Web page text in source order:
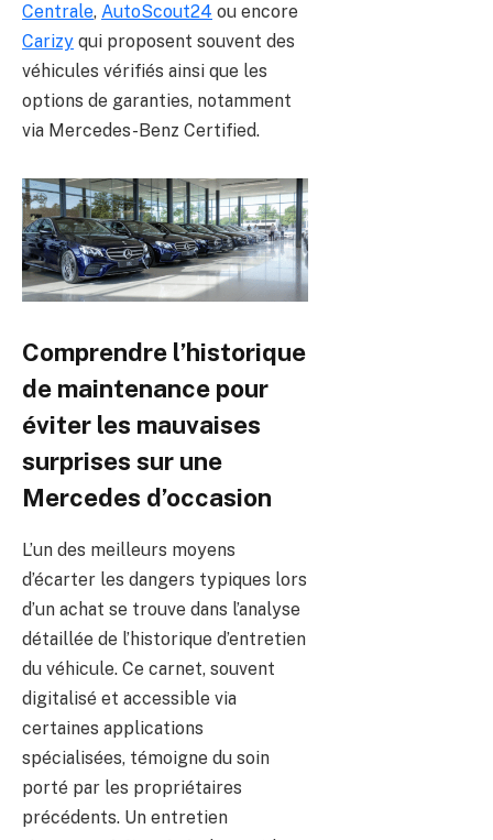
Centrale, AutoScout24 ou encore
Carizy qui proposent souvent des
véhicules vérifiés ainsi que les
options de garanties, notamment
via Mercedes-Benz Certified.
Comprendre l’historique
de maintenance pour
éviter les mauvaises
surprises sur une
Mercedes d’occasion
L’un des meilleurs moyens
d’écarter les dangers typiques lors
d’un achat se trouve dans l’analyse
détaillée de l’historique d’entretien
du véhicule. Ce carnet, souvent
digitalisé et accessible via
certaines applications
spécialisées, témoigne du soin
porté par les propriétaires
précédents. Un entretien